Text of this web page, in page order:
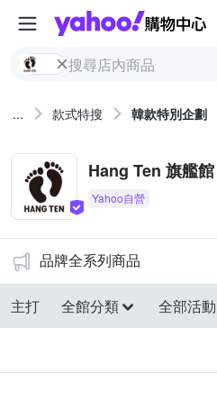
... 款式特搜 韓款特別企劃
Hang Ten 旗艦館
品牌全系列商品
主打 全館分類 全部活動